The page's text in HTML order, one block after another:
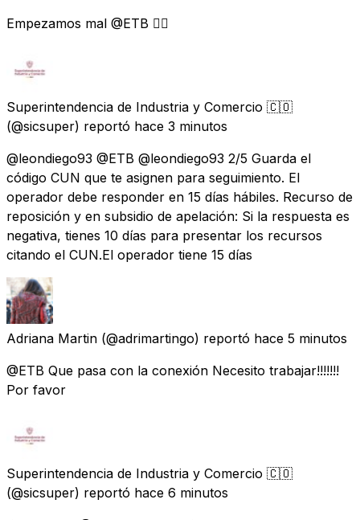
Empezamos mal @ETB 👎🏻
Superintendencia de Industria y Comercio 🇨🇴
(@sicsuper) reportó hace 3 minutos
@leondiego93 @ETB @leondiego93 2/5 Guarda el
código CUN que te asignen para seguimiento. El
operador debe responder en 15 días hábiles. Recurso de
reposición y en subsidio de apelación: Si la respuesta es
negativa, tienes 10 días para presentar los recursos
citando el CUN.El operador tiene 15 días
Adriana Martin (@adrimartingo) reportó hace 5 minutos
@ETB Que pasa con la conexión Necesito trabajar!!!!!!!
Por favor
Superintendencia de Industria y Comercio 🇨🇴
(@sicsuper) reportó hace 6 minutos